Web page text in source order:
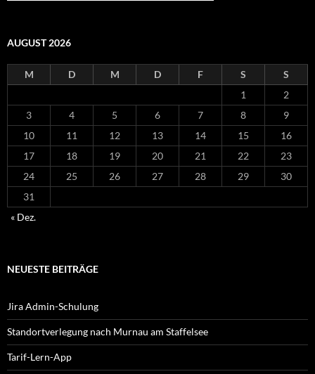
AUGUST 2026
M D M D F S
S
1
2
3
4 5 6 7 8
9
10
11 12 13 14 15
16
17
18 19 20 21 22
23
24
25 26 27 28 29
30
31
« Dez.
NEUESTE BEITRÄGE
Jira Admin-Schulung
Standortverlegung nach Murnau am Staffelsee
Tarif-Lern-App